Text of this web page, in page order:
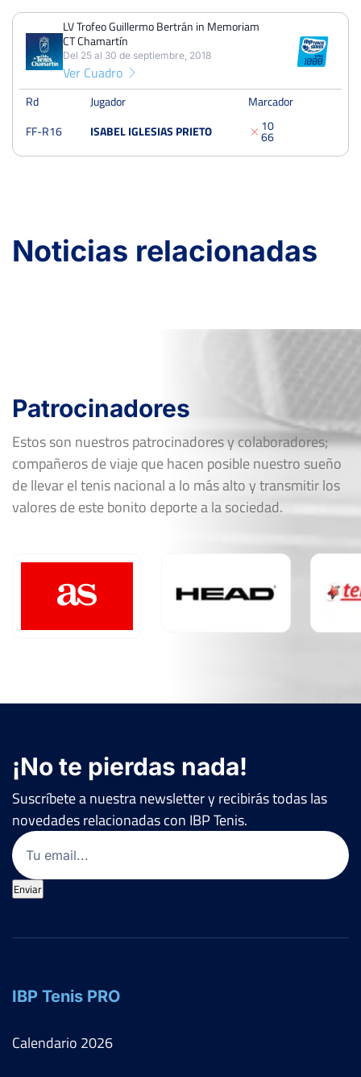
LV Trofeo Guillermo Bertrán in Memoriam
CT Chamartín
Del 25 al 30 de septiembre, 2018
Ver Cuadro
Rd Jugador
Marcador
FF-R16
ISABEL IGLESIAS PRIETO 1
6
0
6
Noticias relacionadas
Patrocinadores
Estos son nuestros patrocinadores y colaboradores;
compañeros de viaje que hacen posible nuestro sueño
de llevar el tenis nacional a lo más alto y transmitir los
valores de este bonito deporte a la sociedad.
¡No te pierdas nada!
Suscríbete a nuestra newsletter y recibirás todas las
novedades relacionadas con IBP Tenis.
Email
Enviar
IBP Tenis PRO
Calendario 2026